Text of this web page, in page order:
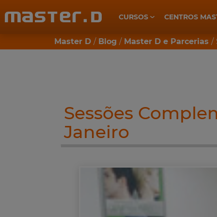
CURSOS CENTROS
Master D Blog Master D e Parcerias
Sessões
Janeiro